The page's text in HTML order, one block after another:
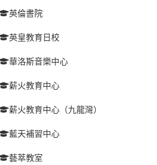
英倫書院
英皇教育日校
華洛斯音樂中心
薪火教育中心
薪火教育中心（九龍灣）
藍天補習中心
藝萃教室